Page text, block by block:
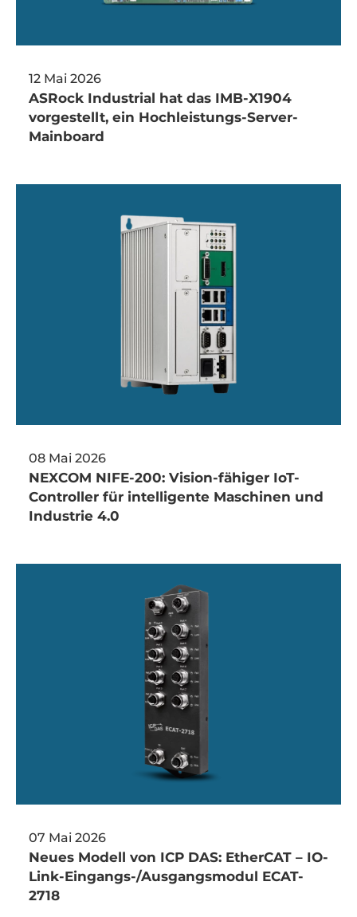
12 Mai 2026
ASRock Industrial hat das IMB-X1904
vorgestellt, ein Hochleistungs-Server-
Mainboard
08 Mai 2026
NEXCOM NIFE-200: Vision-fähiger IoT-
Controller für intelligente Maschinen und
Industrie 4.0
07 Mai 2026
Neues Modell von ICP DAS: EtherCAT – IO-
Link-Eingangs-/Ausgangsmodul ECAT-
2718